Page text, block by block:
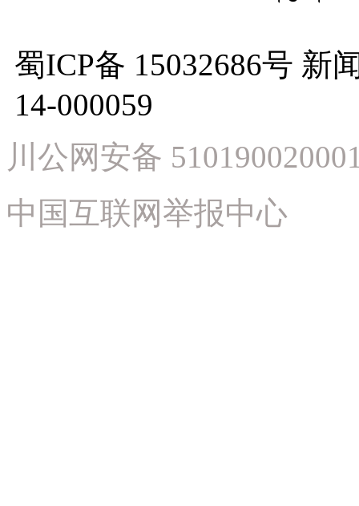
蜀ICP备 15032686号 新
14-000059
川公网安备
中国互联网举报中心